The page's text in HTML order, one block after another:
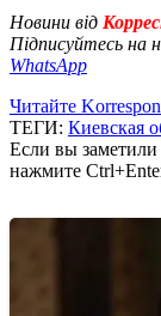
Новини від
Підписуйтесь на
WhatsApp
Читайте
ТЕГИ: Киевская
Если вы
нажмите